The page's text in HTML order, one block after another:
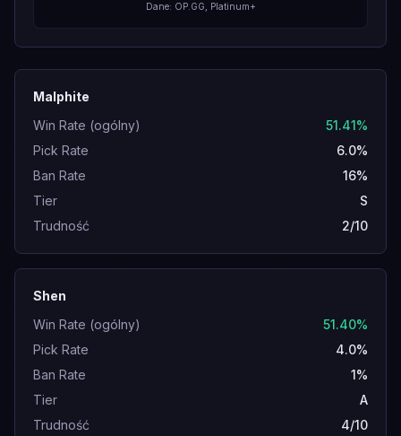
Dane: OP.GG, Platinum+
Malphite
Win Rate (ogólny)
51.41%
Pick Rate
6.0%
Ban Rate
16%
Tier
S
Trudność
2/10
Shen
Win Rate (ogólny)
51.40%
Pick Rate
4.0%
Ban Rate
1%
Tier
A
Trudność
4/10